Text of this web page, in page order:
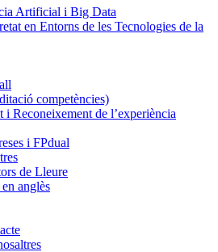
Artificial i Big Data
en Entorns de les Tecnologies de la
competències)
i Reconeixement de l’experiència
i FPdual
de Lleure
anglès